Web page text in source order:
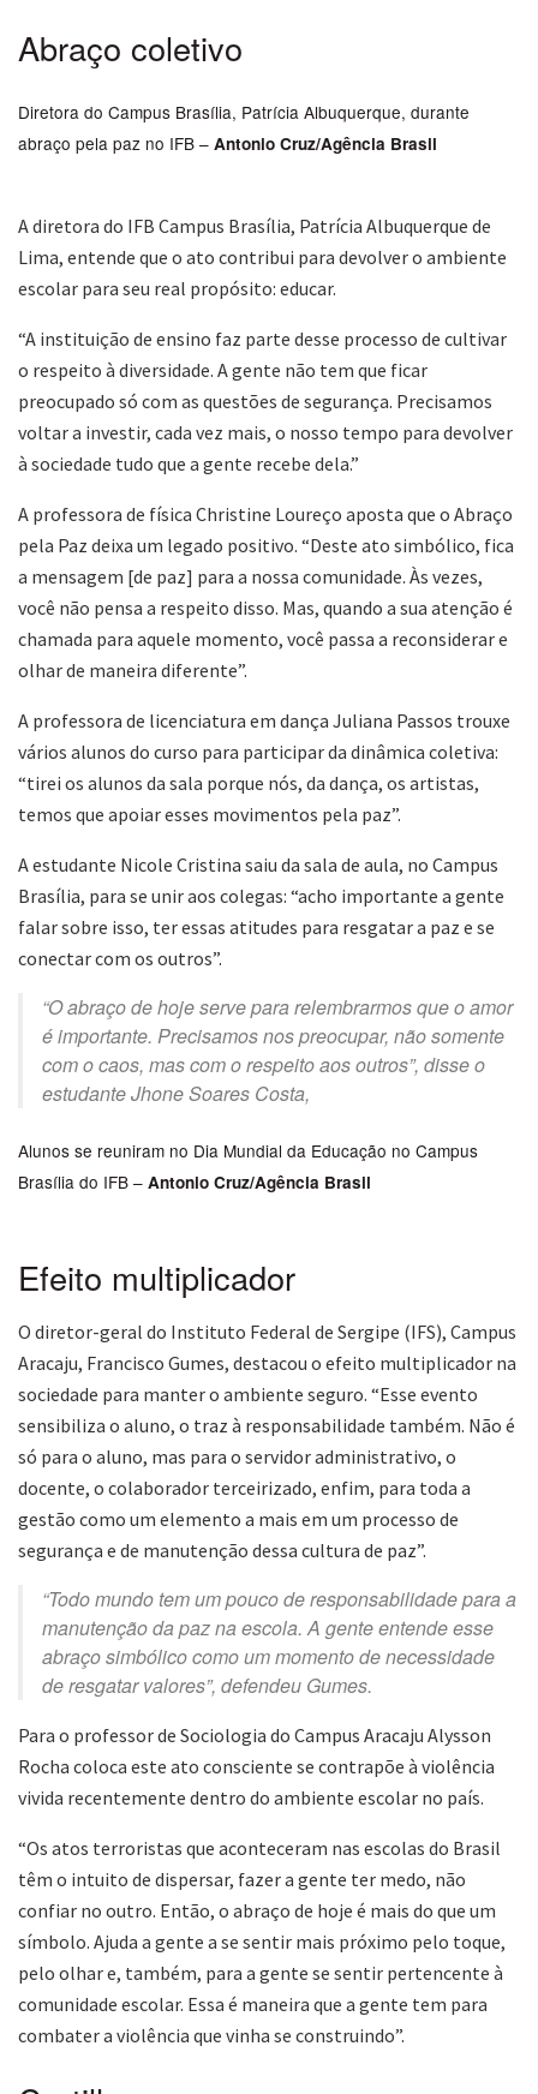
Abraço coletivo
Diretora do Campus Brasília, Patrícia Albuquerque, durante
abraço pela paz no IFB – Antonio Cruz/Agência Brasil
A diretora do IFB Campus Brasília, Patrícia Albuquerque de
Lima, entende que o ato contribui para devolver o ambiente
escolar para seu real propósito: educar.
“A instituição de ensino faz parte desse processo de cultivar
o respeito à diversidade. A gente não tem que ficar
preocupado só com as questões de segurança. Precisamos
voltar a investir, cada vez mais, o nosso tempo para devolver
à sociedade tudo que a gente recebe dela.”
A professora de física Christine Loureço aposta que o Abraço
pela Paz deixa um legado positivo. “Deste ato simbólico, fica
a mensagem [de paz] para a nossa comunidade. Às vezes,
você não pensa a respeito disso. Mas, quando a sua atenção é
chamada para aquele momento, você passa a reconsiderar e
olhar de maneira diferente”.
A professora de licenciatura em dança Juliana Passos trouxe
vários alunos do curso para participar da dinâmica coletiva:
“tirei os alunos da sala porque nós, da dança, os artistas,
temos que apoiar esses movimentos pela paz”.
A estudante Nicole Cristina saiu da sala de aula, no Campus
Brasília, para se unir aos colegas: “acho importante a gente
falar sobre isso, ter essas atitudes para resgatar a paz e se
conectar com os outros”.
“O abraço de hoje serve para relembrarmos que o amor
é importante. Precisamos nos preocupar, não somente
com o caos, mas com o respeito aos outros”, disse o
estudante Jhone Soares Costa,
Alunos se reuniram no Dia Mundial da Educação no Campus
Brasília do IFB – Antonio Cruz/Agência Brasil
Efeito multiplicador
O diretor-geral do Instituto Federal de Sergipe (IFS), Campus
Aracaju, Francisco Gumes, destacou o efeito multiplicador na
sociedade para manter o ambiente seguro. “Esse evento
sensibiliza o aluno, o traz à responsabilidade também. Não é
só para o aluno, mas para o servidor administrativo, o
docente, o colaborador terceirizado, enfim, para toda a
gestão como um elemento a mais em um processo de
segurança e de manutenção dessa cultura de paz”.
“Todo mundo tem um pouco de responsabilidade para a
manutenção da paz na escola. A gente entende esse
abraço simbólico como um momento de necessidade
de resgatar valores”, defendeu Gumes.
Para o professor de Sociologia do Campus Aracaju Alysson
Rocha coloca este ato consciente se contrapõe à violência
vivida recentemente dentro do ambiente escolar no país.
“Os atos terroristas que aconteceram nas escolas do Brasil
têm o intuito de dispersar, fazer a gente ter medo, não
confiar no outro. Então, o abraço de hoje é mais do que um
símbolo. Ajuda a gente a se sentir mais próximo pelo toque,
pelo olhar e, também, para a gente se sentir pertencente à
comunidade escolar. Essa é maneira que a gente tem para
combater a violência que vinha se construindo”.